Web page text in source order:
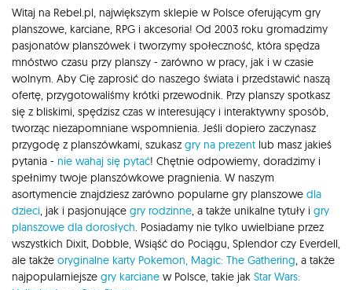
Witaj na Rebel.pl, największym sklepie w Polsce oferującym gry
planszowe, karciane, RPG i akcesoria! Od 2003 roku gromadzimy
pasjonatów planszówek i tworzymy społeczność, która spędza
mnóstwo czasu przy planszy - zarówno w pracy, jak i w czasie
wolnym. Aby Cię zaprosić do naszego świata i przedstawić naszą
ofertę, przygotowaliśmy krótki przewodnik. Przy planszy spotkasz
się z bliskimi, spędzisz czas w interesujący i interaktywny sposób,
tworząc niezapomniane wspomnienia. Jeśli dopiero zaczynasz
przygodę z planszówkami, szukasz gry na prezent lub masz jakieś
pytania - nie wahaj się pytać! Chętnie odpowiemy, doradzimy i
spełnimy twoje planszówkowe pragnienia. W naszym
asortymencie znajdziesz zarówno popularne gry planszowe dla
dzieci , jak i pasjonujące gry rodzinne , a także unikalne tytuły i gry
planszowe dla dorosłych . Posiadamy nie tylko uwielbiane przez
wszystkich Dixit, Dobble, Wsiąść do Pociągu, Splendor czy Everdell,
ale także oryginalne karty Pokemon, Magic: The Gathering , a także
najpopularniejsze gry karciane w Polsce, takie jak Star Wars: